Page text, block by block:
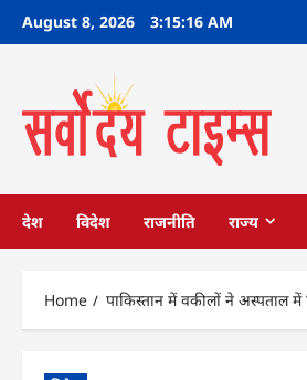
SkipAugust 8, 2026 3:15:17 AM
देश विदेश राजनीति राज्य
Home पाकिस्‍तान में वकीलों ने अस्‍पताल